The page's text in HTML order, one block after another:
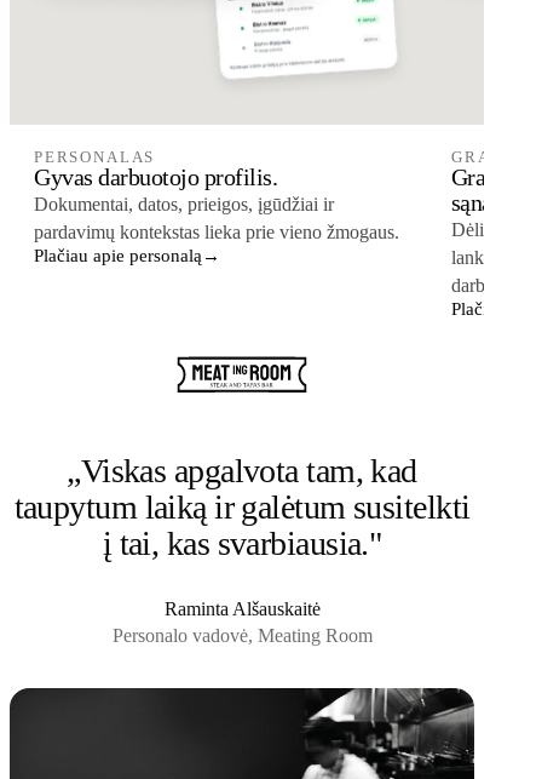
PERSONALAS
Gyvas darbuotojo profilis.
Dokumentai, datos, prieigos, įgūdžiai ir
pardavimų kontekstas lieka prie vieno žmogaus.
Plačiau apie personalą→
GRAFIKAI
Grafikas
Dėliokite
darbo
Plačiau
„Viskas apgalvota tam, kad
taupytum laiką ir galėtum susitelkti
į tai, kas svarbiausia."
Raminta Alšauskaitė
Personalo vadovė, Meating Room